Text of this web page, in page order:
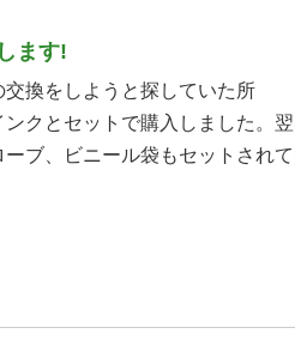
ます!
交換をしようと探していた所
クとセットで購入しました。
ブ、ビニール袋もセットされ